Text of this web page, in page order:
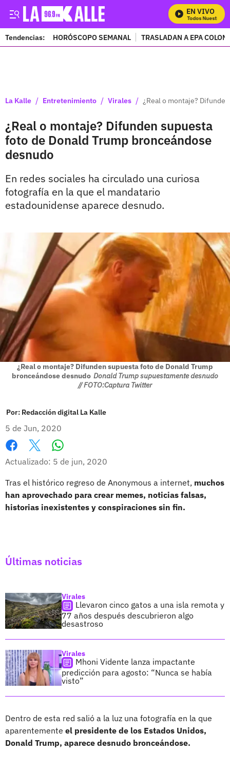
EN VIVO
Mira Todos Nuestros
Tendencias: HORÓSCOPO SEMANAL TRASLADAN A EPA
La Kalle / Entretenimiento / Virales / ¿Real o montaje?
¿Real o montaje? Difunden supuesta
foto de Donald Trump bronceándose
desnudo
En redes sociales ha circulado una curiosa
fotografía en la que el mandatario
estadounidense aparece desnudo.
¿Real o montaje? Difunden supuesta foto de Donald Trump
bronceándose desnudo Donald Trump supuestamente desnudo
// FOTO:Captura Twitter
Por: Redacción digital La Kalle
5 de Jun, 2020
Facebook
X
Actualizado: 5 de jun, 2020
Tras el histórico regreso de Anonymous a internet, muchos
han aprovechado para crear memes, noticias falsas,
historias inexistentes y conspiraciones sin fin.
Últimas noticias
Virales
Llevaron cinco gatos a una isla remota y
77 años después descubrieron algo
desastroso
Virales
Mhoni Vidente lanza impactante
predicción para agosto: “Nunca se había
visto”
Dentro de esta red salió a la luz una fotografía en la que
aparentemente el presidente de los Estados Unidos,
Donald Trump, aparece desnudo bronceándose.